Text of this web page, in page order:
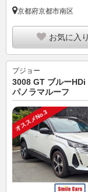
京都府京都市南区
お気に入
プジョー
3008 GT ブルーHDi
パノラマルーフ
オススメNo.3